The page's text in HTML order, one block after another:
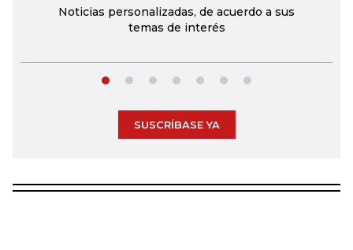
Noticias personalizadas, de acuerdo a sus
temas de interés
SUSCRÍBASE YA